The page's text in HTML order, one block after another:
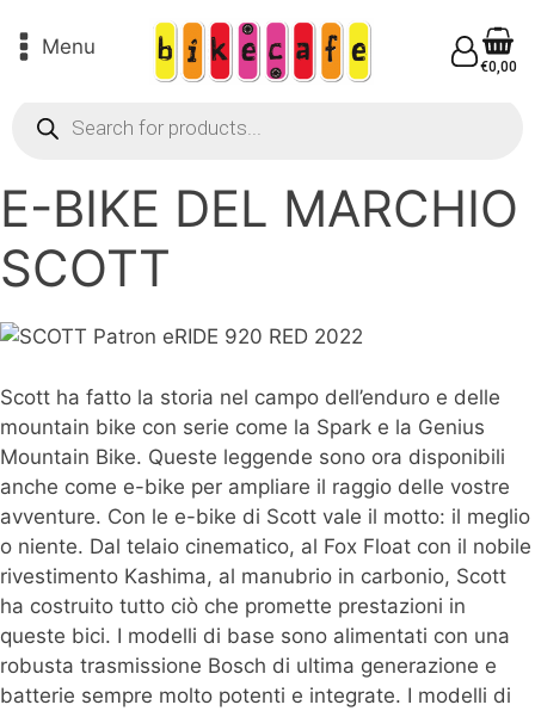
Menu
€0,00
Products
search
E-BIKE DEL MARCHIO
SCOTT
Scott ha fatto la storia nel campo dell’enduro e delle
mountain bike con serie come la Spark e la Genius
Mountain Bike. Queste leggende sono ora disponibili
anche come e-bike per ampliare il raggio delle vostre
avventure. Con le e-bike di Scott vale il motto: il meglio
o niente. Dal telaio cinematico, al Fox Float con il nobile
rivestimento Kashima, al manubrio in carbonio, Scott
ha costruito tutto ciò che promette prestazioni in
queste bici. I modelli di base sono alimentati con una
robusta trasmissione Bosch di ultima generazione e
batterie sempre molto potenti e integrate. I modelli di